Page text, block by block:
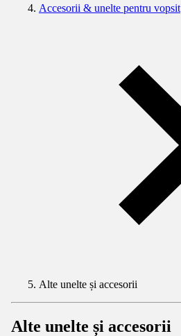
Accesorii & unelte pentru vopsit
Alte unelte și accesorii
Alte unelte și accesorii